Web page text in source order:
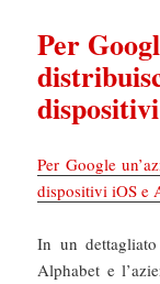
Per
Per Google
dispositivi iOS e
In un
Alphabet e